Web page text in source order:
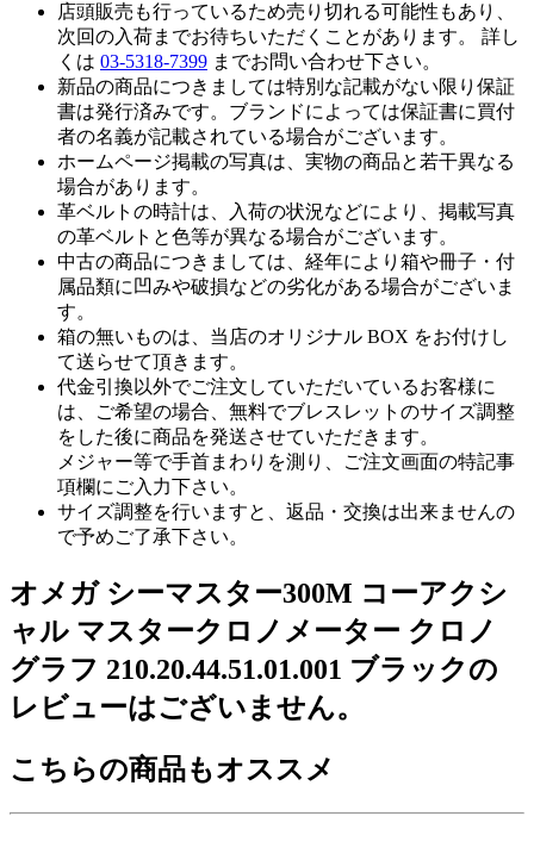
店頭販売も行っているため売り切れる可能性もあり、
次回の入荷までお待ちいただくことがあります。 詳し
くは 03-5318-7399 までお問い合わせ下さい。
新品の商品につきましては特別な記載がない限り保証
書は発行済みです。ブランドによっては保証書に買付
者の名義が記載されている場合がございます。
ホームページ掲載の写真は、実物の商品と若干異なる
場合があります。
革ベルトの時計は、入荷の状況などにより、掲載写真
の革ベルトと色等が異なる場合がございます。
中古の商品につきましては、経年により箱や冊子・付
属品類に凹みや破損などの劣化がある場合がございま
す。
箱の無いものは、当店のオリジナル BOX をお付けし
て送らせて頂きます。
代金引換以外でご注文していただいているお客様に
は、ご希望の場合、無料でブレスレットのサイズ調整
をした後に商品を発送させていただきます。
メジャー等で手首まわりを測り、ご注文画面の特記事
項欄にご入力下さい。
サイズ調整を行いますと、返品・交換は出来ませんの
で予めご了承下さい。
オメガ シーマスター300M コーアクシ
ャル マスタークロノメーター クロノ
グラフ 210.20.44.51.01.001 ブラックの
レビューはございません。
こちらの商品もオススメ